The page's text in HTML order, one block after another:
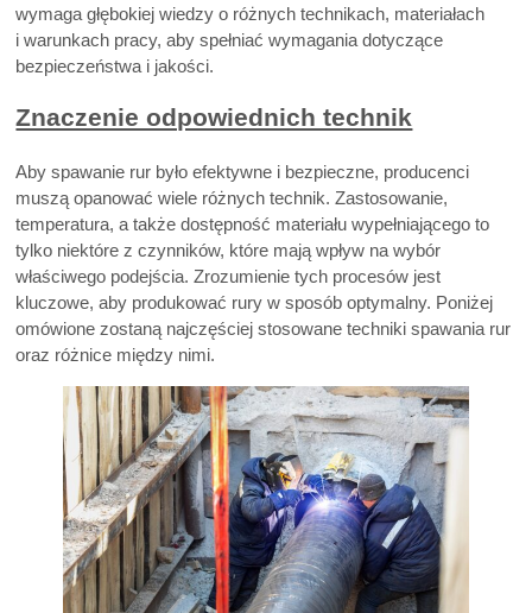
wymaga głębokiej wiedzy o różnych technikach, materiałach
i warunkach pracy, aby spełniać wymagania dotyczące
bezpieczeństwa i jakości.
Znaczenie odpowiednich technik
Aby spawanie rur było efektywne i bezpieczne, producenci
muszą opanować wiele różnych technik. Zastosowanie,
temperatura, a także dostępność materiału wypełniającego to
tylko niektóre z czynników, które mają wpływ na wybór
właściwego podejścia. Zrozumienie tych procesów jest
kluczowe, aby produkować rury w sposób optymalny. Poniżej
omówione zostaną najczęściej stosowane techniki spawania rur
oraz różnice między nimi.